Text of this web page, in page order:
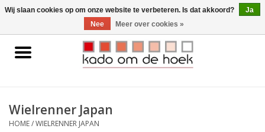
0 Artikelen - €0,00
Home
Gadgets
Wielrenner Japan
HOME/WIELRENNER JAPAN
Wij slaan cookies op om onze website te verbeteren. Is dat akkoord?
Ja
Nee
Meer over cookies »